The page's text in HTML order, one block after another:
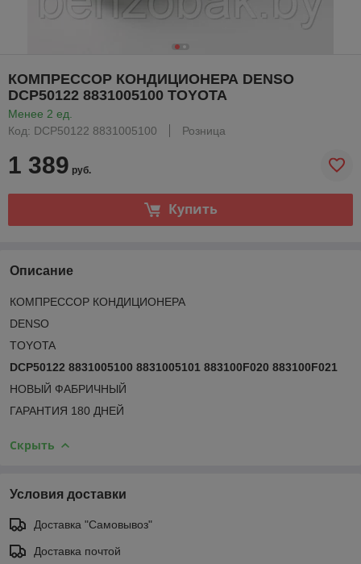
КОМПРЕССОР КОНДИЦИОНЕРА DENSO
DCP50122 8831005100 TOYOTA
Менее 2 ед.
Код: DCP50122 8831005100
Розница
1 389 руб.
Купить
Описание
КОМПРЕССОР КОНДИЦИОНЕРА
DENSO
TOYOTA
DCP50122 8831005100 8831005101 883100F020 883100F021
НОВЫЙ ФАБРИЧНЫЙ
ГАРАНТИЯ 180 ДНЕЙ
Скрыть
Условия доставки
Доставка "Самовывоз"
Доставка почтой